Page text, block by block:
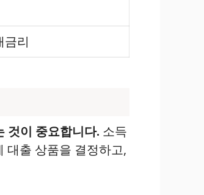
금리
것이 중요합니다. 소득
대출 상품을 결정하고,